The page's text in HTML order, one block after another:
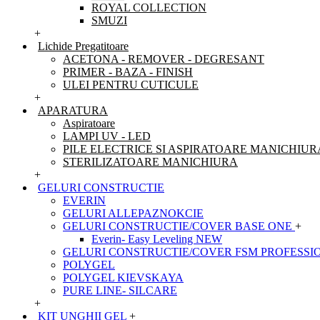
ROYAL COLLECTION
SMUZI
+
Lichide Pregatitoare
ACETONA - REMOVER - DEGRESANT
PRIMER - BAZA - FINISH
ULEI PENTRU CUTICULE
+
APARATURA
Aspiratoare
LAMPI UV - LED
PILE ELECTRICE SI ASPIRATOARE
STERILIZATOARE MANICHIURA
+
GELURI CONSTRUCTIE
EVERIN
GELURI ALLEPAZNOKCIE
GELURI CONSTRUCTIE/COVER BASE ONE +
Everin- Easy Leveling NEW
GELURI CONSTRUCTIE/COVER FSM
POLYGEL
POLYGEL KIEVSKAYA
PURE LINE- SILCARE
+
KIT UNGHII GEL +